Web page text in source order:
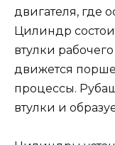
двигателя, где
Цилиндр
втулки
движется
процессы.
втулки и